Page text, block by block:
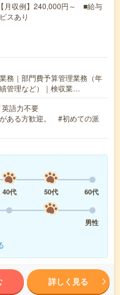
月収例】240,000円～ ■給与
スあり
務｜部門費予算管理業務（年
管理など）｜検収業…
語力不要
ある方歓迎。 #初めての派
40代 50代
60代
男性
詳しく見る